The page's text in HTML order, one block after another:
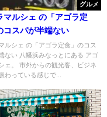
グルメ
マルシェ の「アゴラ定
コスパが半端ない
ルシェ の「アゴラ定食」のコス
ない 八幡浜みなっとにある アゴ
ェ。 市外からの観光客、ビジネ
わっている感じで...